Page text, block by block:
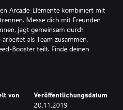
Arcade-Elemente kombiniert mit
Messe dich mit Freunden
jagt gemeinsam durch
als Team zusammen,
Booster teilt. Finde deinen
Optionen zur Anpassung
von Veröffentlichungsdatum
20.11.2019